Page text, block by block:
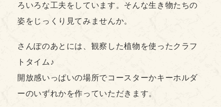
ろいろな工夫をしています。そんな生き物たちの
姿をじっくり見てみませんか。
さんぽのあとには、観察した植物を使ったクラフ
トタイム♪
開放感いっぱいの場所でコースターかキーホルダ
ーのいずれかを作っていただきます。